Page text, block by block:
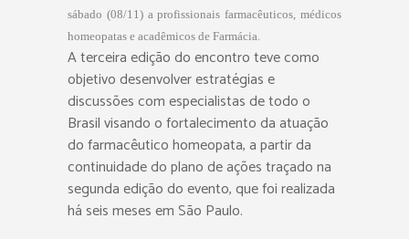
sábado (08/11) a profissionais farmacêuticos, médicos
homeopatas e acadêmicos de Farmácia.
A terceira edição do encontro teve como
objetivo desenvolver estratégias e
discussões com especialistas de todo o
Brasil visando o fortalecimento da atuação
do farmacêutico homeopata, a partir da
continuidade do plano de ações traçado na
segunda edição do evento, que foi realizada
há seis meses em São Paulo.